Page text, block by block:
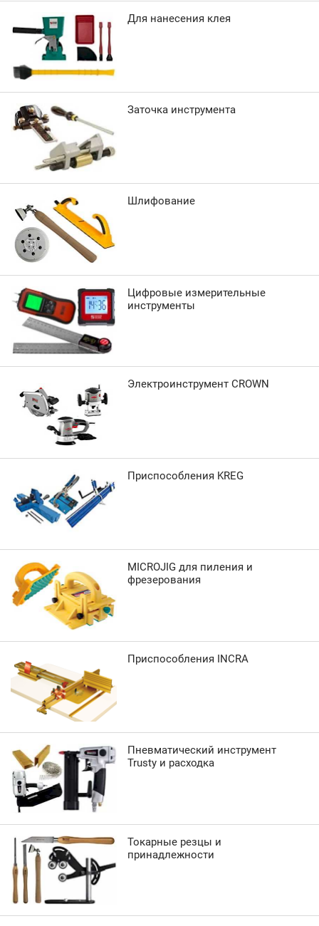
Для нанесения клея
Заточка инструмента
Шлифование
Цифровые измерительные
инструменты
Электроинструмент CROWN
Приспособления KREG
MICROJIG для пиления и
фрезерования
Приспособления INCRA
Пневматический инструмент
Trusty и расходка
Токарные резцы и
принадлежности